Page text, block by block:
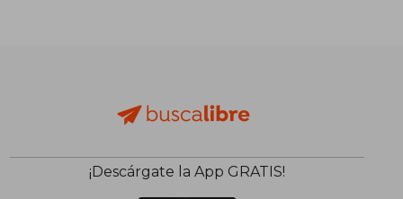
¡Descárgate la App GRATIS!